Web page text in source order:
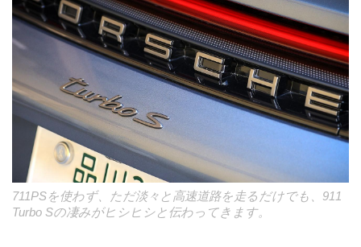
711PSを使わず、ただ淡々と高速道路を走るだけでも、911
Turbo Sの凄みがヒシヒシと伝わってきます。